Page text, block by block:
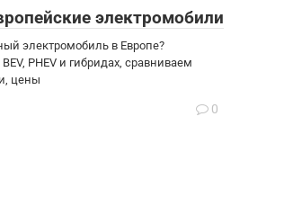
электромобили
электромобиль в Европе?
PHEV и гибридах, сравниваем
цены
0